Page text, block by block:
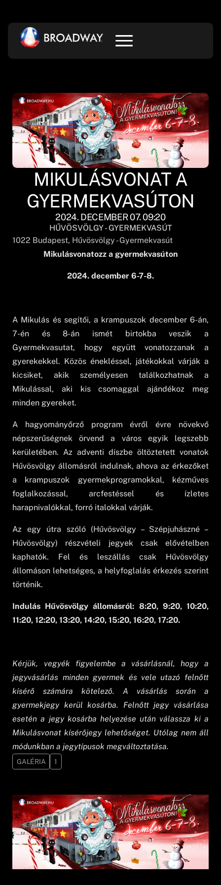
MIKULÁSVONAT A
GYERMEKVASÚTON
2024. DECEMBER 07. 09:20
HŰVÖSVÖLGY - GYERMEKVASÚT
1022 Budapest, Hűvösvölgy - Gyermekvasút
Mikulásvonatozz a gyermekvasúton
2024. december 6-7-8.
A Mikulás és segítői, a krampuszok december 6-án,
7-én és 8-án ismét birtokba veszik a
Gyermekvasutat, hogy együtt vonatozzanak a
gyerekekkel. Közös énekléssel, játékokkal várják a
kicsiket, akik személyesen találkozhatnak a
Mikulással, aki kis csomaggal ajándékoz meg
minden gyereket.
A hagyományőrző program évről évre növekvő
népszerűségnek örvend a város egyik legszebb
kerületében. Az adventi díszbe öltöztetett vonatok
Hűvösvölgy állomásról indulnak, ahova az érkezőket
a krampuszok gyermekprogramokkal, kézműves
foglalkozással, arcfestéssel és ízletes
harapnivalókkal, forró italokkal várják.
Az egy útra szóló (Hűvösvölgy – Szépjuhászné –
Hűvösvölgy) részvételi jegyek csak elővételben
kaphatók. Fel és leszállás csak Hűvösvölgy
állomáson lehetséges, a helyfoglalás érkezés szerint
történik.
Indulás Hűvösvölgy állomásról: 8:20, 9:20, 10:20,
11:20, 12:20, 13:20, 14:20, 15:20, 16:20, 17:20.
Kérjük, vegyék figyelembe a vásárlásnál, hogy a
jegyvásárlás minden gyermek és vele utazó felnőtt
kísérő számára kötelező. A vásárlás során a
gyermekjegy kerül kosárba. Felnőtt jegy vásárlása
esetén a jegy kosárba helyezése után válassza ki a
Mikulásvonat kísérőjegy lehetőséget. Utólag nem áll
módunkban a jegytípusok megváltoztatása.
GALÉRIA 1